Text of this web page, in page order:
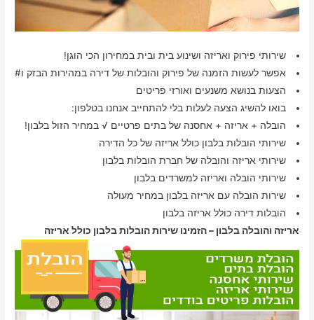
שירותי פירוק ואריזה ושינוע בית ובית במחירון הכי הוגן!
אפשר לעשות הזמנה של פירוק והובלות של דירה במהירות הבזק ו#
הצעות בנושא משנעים ואורזי פריטים
בואו להשיג הצעה לעלות בלי להתחייב אנחנו בטלפון:
הובלה + אריזה + אחסנה של בתים פרטיים √ במחיר הזול בלבון!
שירותי הובלות בלבון כולל אריזה של כל הדירה
שירותי אריזה והובלה של חברת הובלות בלבון
שירותי הובלה ואריזה למשרדים בלבון
שירות הובלה עם אריזה בלבון במחיר מעולה
הובלות דירה כולל אריזה בלבון
אריזה והובלה בלבון – הזמינו שירות הובלות בלבון כולל אריזה